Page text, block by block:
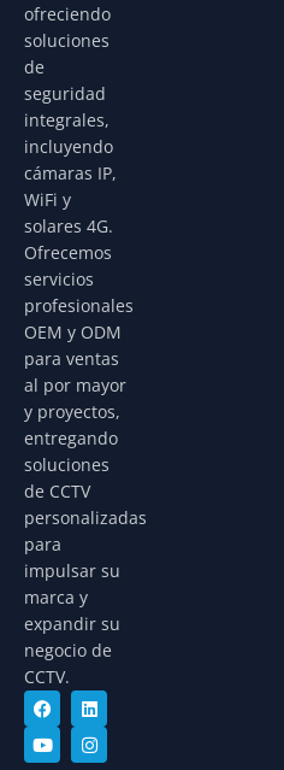
ofreciendo
soluciones
de
seguridad
integrales,
incluyendo
cámaras IP,
WiFi y
solares 4G.
Ofrecemos
servicios
profesionales
OEM y ODM
para ventas
al por mayor
y proyectos,
entregando
soluciones
de CCTV
personalizadas
para
impulsar su
marca y
expandir su
negocio de
CCTV.